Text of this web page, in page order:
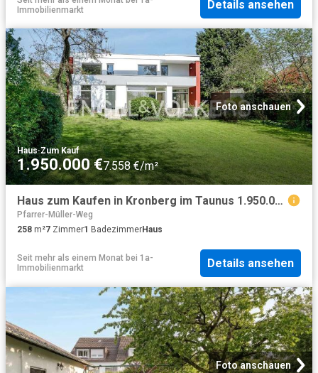
Immobilienmarkt
Details ansehen
Foto anschauen
Haus·Zum Kauf
1.950.000 €7.558 €/m²
Haus zum Kaufen in Kronberg im Taunus 1.950.000,00 EUR 258 m²
Pfarrer-Müller-Weg
258 m²7 Zimmer1 BadezimmerHaus
Seit mehr als einem Monat bei 1a-
Immobilienmarkt
Details ansehen
Foto anschauen